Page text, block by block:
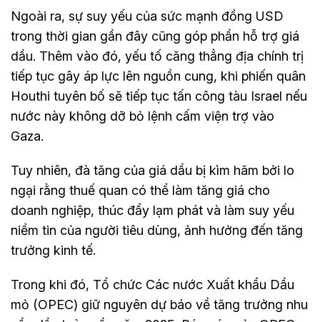
Ngoài ra, sự suy yếu của sức mạnh đồng USD
trong thời gian gần đây cũng góp phần hỗ trợ giá
dầu. Thêm vào đó, yếu tố căng thẳng địa chính trị
tiếp tục gây áp lực lên nguồn cung, khi phiến quân
Houthi tuyên bố sẽ tiếp tục tấn công tàu Israel nếu
nước này không dỡ bỏ lệnh cấm viện trợ vào
Gaza.
Tuy nhiên, đà tăng của giá dầu bị kìm hãm bởi lo
ngại rằng thuế quan có thể làm tăng giá cho
doanh nghiệp, thúc đẩy lạm phát và làm suy yếu
niềm tin của người tiêu dùng, ảnh hưởng đến tăng
trưởng kinh tế.
Trong khi đó, Tổ chức Các nước Xuất khẩu Dầu
mỏ (OPEC) giữ nguyên dự báo về tăng trưởng nhu